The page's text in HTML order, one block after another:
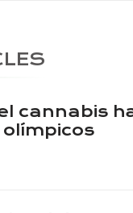
cannabis
olímpicos